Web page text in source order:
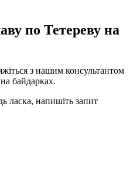
по Тетереву на
з нашим консультантом
байдарках.
ласка, напишіть запит